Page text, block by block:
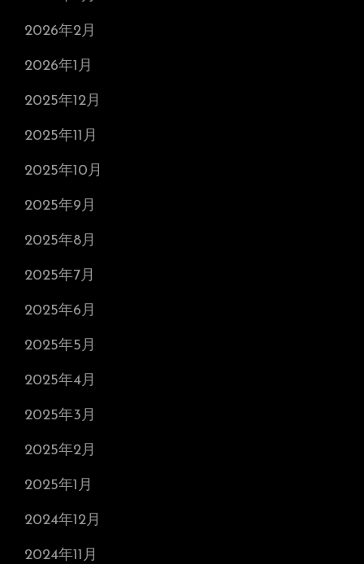
2026年2月
2026年1月
2025年12月
2025年11月
2025年10月
2025年9月
2025年8月
2025年7月
2025年6月
2025年5月
2025年4月
2025年3月
2025年2月
2025年1月
2024年12月
2024年11月